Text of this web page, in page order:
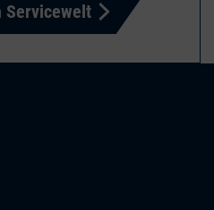
Servicewelt